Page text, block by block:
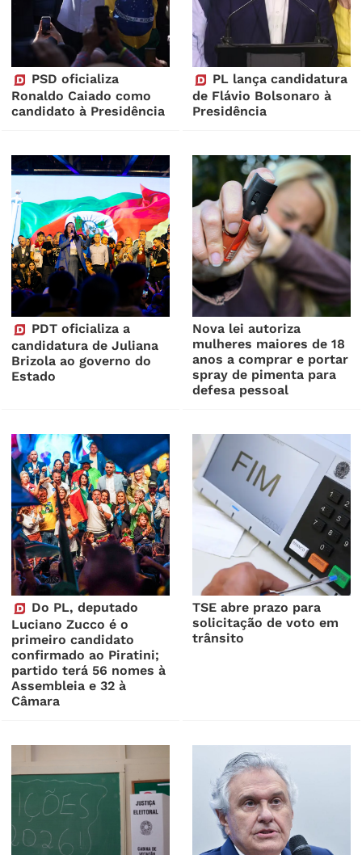
PSD oficializa
Ronaldo Caiado como
candidato à Presidência
PL lança candidatura
de Flávio Bolsonaro à
Presidência
PDT oficializa a
candidatura de Juliana
Brizola ao governo do
Estado
Nova lei autoriza
mulheres maiores de 18
anos a comprar e portar
spray de pimenta para
defesa pessoal
Do PL, deputado
Luciano Zucco é o
primeiro candidato
confirmado ao Piratini;
partido terá 56 nomes à
Assembleia e 32 à
Câmara
TSE abre prazo para
solicitação de voto em
trânsito